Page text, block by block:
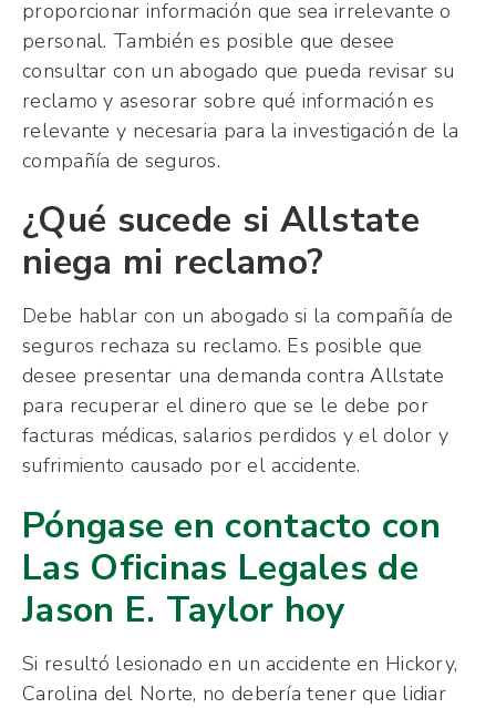
proporcionar información que sea irrelevante o
personal. También es posible que desee
consultar con un abogado que pueda revisar su
reclamo y asesorar sobre qué información es
relevante y necesaria para la investigación de la
compañía de seguros.
¿Qué sucede si Allstate
niega mi reclamo?
Debe hablar con un abogado si la compañía de
seguros rechaza su reclamo. Es posible que
desee presentar una demanda contra Allstate
para recuperar el dinero que se le debe por
facturas médicas, salarios perdidos y el dolor y
sufrimiento causado por el accidente.
Póngase en contacto con
Las Oficinas Legales de
Jason E. Taylor hoy
Si resultó lesionado en un accidente en Hickory,
Carolina del Norte, no debería tener que lidiar